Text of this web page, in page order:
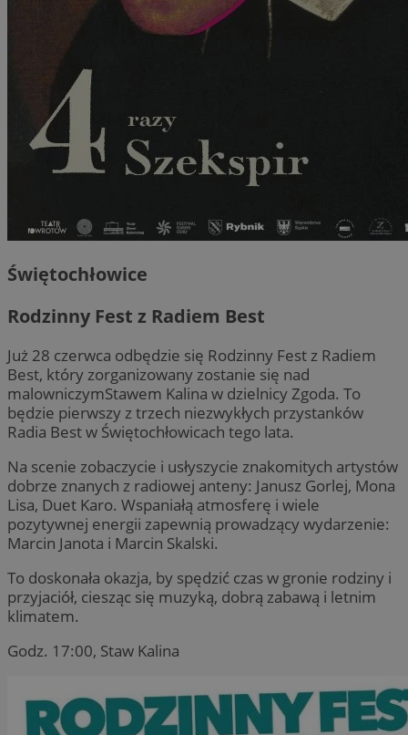
Świętochłowice
Rodzinny Fest z Radiem Best
Już 28 czerwca odbędzie się Rodzinny Fest z Radiem
Best, który zorganizowany zostanie się nad
malowniczymStawem Kalina w dzielnicy Zgoda. To
będzie pierwszy z trzech niezwykłych przystanków
Radia Best w Świętochłowicach tego lata.
Na scenie zobaczycie i usłyszycie znakomitych artystów
dobrze znanych z radiowej anteny: Janusz Gorlej, Mona
Lisa, Duet Karo. Wspaniałą atmosferę i wiele
pozytywnej energii zapewnią prowadzący wydarzenie:
Marcin Janota i Marcin Skalski.
To doskonała okazja, by spędzić czas w gronie rodziny i
przyjaciół, ciesząc się muzyką, dobrą zabawą i letnim
klimatem.
Godz. 17:00, Staw Kalina